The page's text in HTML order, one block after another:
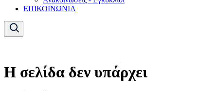
ΕΠΙΚΟΙΝΩΝΙΑ
Η σελίδα δεν υπάρχει